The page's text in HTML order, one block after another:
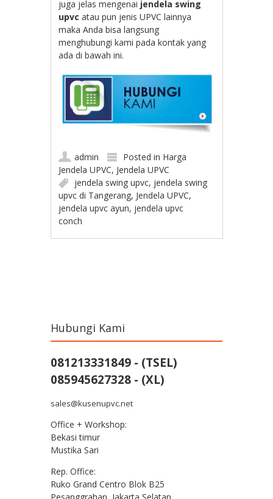
juga jelas mengenai jendela swing
upvc atau pun jenis UPVC lainnya
maka Anda bisa langsung
menghubungi kami pada kontak yang
ada di bawah ini.
admin Posted in Harga
Jendela UPVC, Jendela UPVC
jendela swing upvc, jendela swing
upvc di Tangerang, Jendela UPVC,
jendela upvc ayun, jendela upvc
conch
Hubungi Kami
081213331849 - (TSEL)
085945627328 - (XL)
sales@kusenupvc.net
Office + Workshop:
Bekasi timur
Mustika Sari
Rep. Office:
Ruko Grand Centro Blok B25